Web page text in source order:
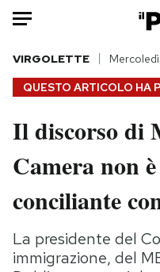
HOME
Italia
Politica
Tecnologia
Scienza
QUESTO ARTICOLO HA
VIRGOLETTE
Il discorso di
Camera non
conciliante
La presidente del
immigrazione, del